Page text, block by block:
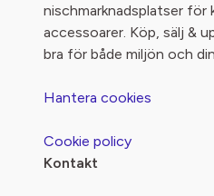
nischmarknadsplatser för
accessoarer. Köp, sälj &
bra för både miljön och
Hantera cookies
Cookie policy
Kontakt